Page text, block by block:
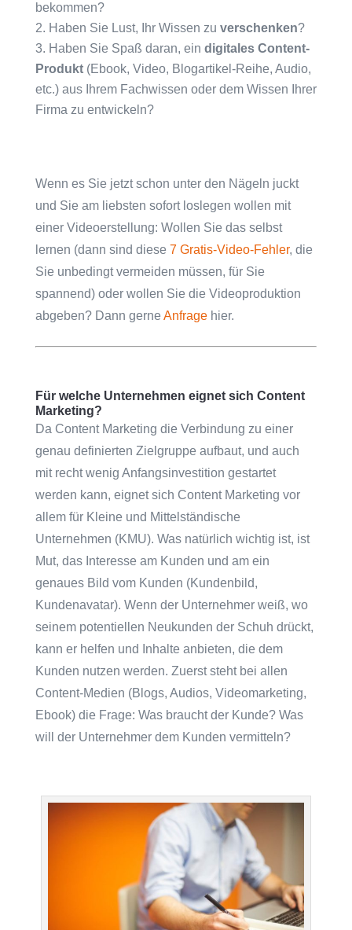
bekommen?
Haben Sie Lust, Ihr Wissen zu verschenken?
Haben Sie Spaß daran, ein digitales Content-
Produkt(Ebook, Video, Blogartikel-Reihe, Audio,
etc.) aus Ihrem Fachwissen oder dem Wissen Ihrer
Firma zu entwickeln?
Wenn es Sie jetzt schon unter den Nägeln juckt
und Sie am liebsten sofort loslegen wollen mit
einer Videoerstellung: Wollen Sie das selbst
lernen (dann sind diese 7 Gratis-Video-Fehler, die
Sie unbedingt vermeiden müssen, für Sie
spannend) oder wollen Sie die Videoproduktion
abgeben? Dann gerne Anfragehier.
Für welche Unternehmen eignet sich Content
Marketing?
Da Content Marketing die Verbindung zu einer
genau definierten Zielgruppe aufbaut, und auch
mit recht wenig Anfangsinvestition gestartet
werden kann, eignet sich Content Marketing vor
allem für Kleine und Mittelständische
Unternehmen (KMU). Was natürlich wichtig ist, ist
Mut, das Interesse am Kunden und am ein
genaues Bild vom Kunden (Kundenbild,
Kundenavatar). Wenn der Unternehmer weiß, wo
seinem potentiellen Neukunden der Schuh drückt,
kann er helfen und Inhalte anbieten, die dem
Kunden nutzen werden. Zuerst steht bei allen
Content-Medien (Blogs, Audios, Videomarketing,
Ebook) die Frage: Was braucht der Kunde? Was
will der Unternehmer dem Kunden vermitteln?